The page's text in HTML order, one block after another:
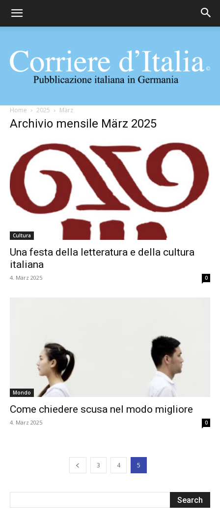
Corriere
d'Italia
Home 2025 März
Archivio mensile März 2025
Cultura
Una festa della letteratura e della cultura
italiana
4. März 2025 0
Mondo
Come chiedere scusa nel modo migliore
4. März 2025 0
3 4 5